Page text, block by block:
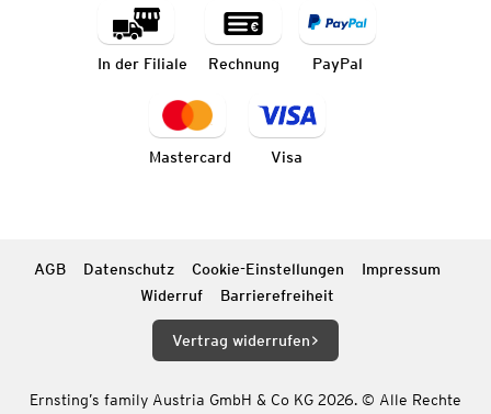
In der Filiale Rechnung PayPal
Mastercard Visa
AGB Datenschutz Cookie-Einstellungen
Impressum
Widerruf
Barrierefreiheit
Vertrag widerrufen
Ernsting’s family Austria GmbH & Co KG 2026. © Alle Rechte